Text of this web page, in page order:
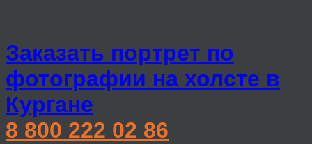
Заказать портрет по
фотографии на холсте в
Кургане
8 800 222 02 86